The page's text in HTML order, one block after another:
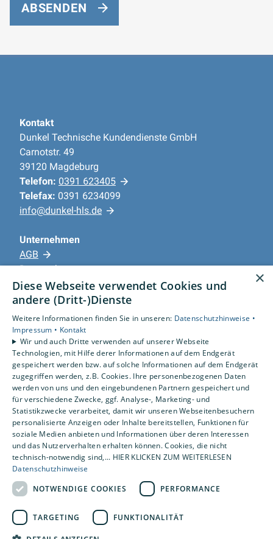
ABSENDEN
Kontakt
Dunkel Technische Kundendienste GmbH
Carnotstr. 49
39120 Magdeburg
Telefon: 0391 623405
Telefax: 0391 6234099
info@dunkel-hls.de
Unternehmen
AGB
Datenschutz
Impressum
Barrierefreiheitserklärung
Leistungen
Privatkunden
Gewerbekunden
Karriere
Unternehmen
Standorte
Magdeburg
×
Diese Webseite verwendet Cookies und
andere (Dritt-)Dienste
Weitere Informationen finden Sie in unseren: Datenschutzhinweise •
Impressum • Kontakt
Wir und auch Dritte verwenden auf unserer Webseite
Technologien, mit Hilfe derer Informationen auf dem Endgerät
gespeichert werden bzw. auf solche Informationen auf dem Endgerät
zugegriffen werden, z.B. Cookies. Ihre personenbezogenen Daten
werden von uns und den eingebundenen Partnern gespeichert und
für verschiedene Zwecke, ggf. Analyse-, Marketing- und
Statistikzwecke verarbeitet, damit wir unseren Webseitenbesuchern
personalisierte Anzeigen oder Inhalte bereitstellen, Funktionen für
soziale Medien anbieten und Informationen über deren Interessen
und das Nutzerverhalten erhalten können. Cookies, die nicht
technisch-notwendig sind,... HIER KLICKEN ZUM WEITERLESEN
Datenschutzhinweise
NOTWENDIGE COOKIES
PERFORMANCE
TARGETING FUNKTIONALITÄT